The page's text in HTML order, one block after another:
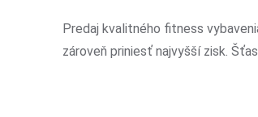
Predaj kvalitného fitness
zároveň priniesť najvyšší zisk.